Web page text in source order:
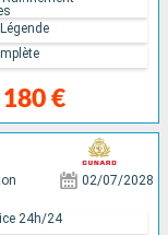
180 €
02/07/2028
24h/24